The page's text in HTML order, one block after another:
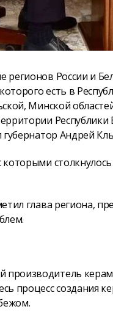
России и
есть в
Минской
губернатор Андрей
глава региона,
производитель
процесс